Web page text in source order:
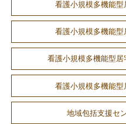
看護小規模多機能
看護小規模多機能
看護小規模多機能型
看護小規模多機能
地域包括支援セ